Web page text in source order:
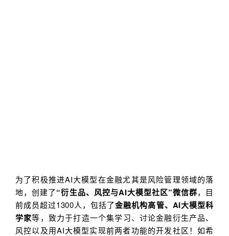
为了积极推进AI大模型在金融尤其是风险管理领域的落
地，创建了“衍生品、风控与AI大模型社区”微信群，目
前成员超过1300人，包括了金融机构高管、AI大模型科
学家等，致力于打造一个集学习、讨论金融衍生产品、
风控以及用AI大模型实现前两者功能的开发社区！如希